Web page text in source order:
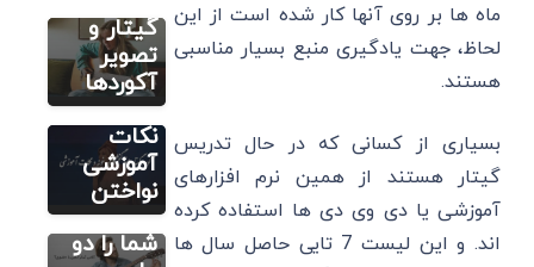
ماه ها بر روی آنها کار شده است از این
لحاظ، جهت یادگیری منبع بسیار مناسبی
هستند.
بسیاری از کسانی که در حال تدریس
گیتار هستند از همین نرم افزارهای
آموزشی یا دی وی دی ها استفاده کرده
اند. و این لیست 7 تایی حاصل سال ها
گیتار و
تصویر
آکوردها
آکورد
گیتار منو
گنجشکای
خونه+
نکات
آموزشی
نواختن
کلاس
آنلاین
گیتار یا
حضوری؟
این
انتخاب
سرعت
پیشرفت
شما را دو
آموزش گیتار
مقدماتی
عدد/شماره
سیم‌های